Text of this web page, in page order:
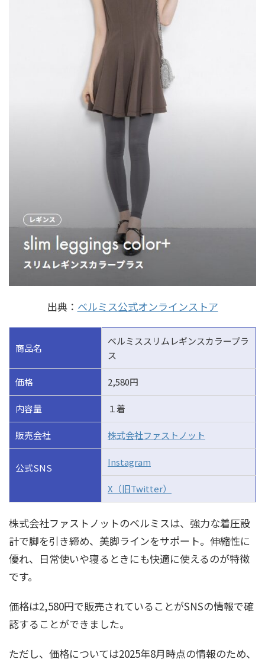
出典： ベルミス公式オンラインストア
商品名
ベルミススリムレギンスカラープラ
ス
価格 2,580円
内容量 １着
販売会社 株式会社ファストノット
公式SNS Instagram
X（旧Twitter）
株式会社ファストノットのベルミスは、強力な着圧設
計で脚を引き締め、美脚ラインをサポート。伸縮性に
優れ、日常使いや寝るときにも快適に使えるのが特徴
です。
価格は2,580円で販売されていることがSNSの情報で確
認することができました。
ただし、価格については2025年8月時点の情報のため、